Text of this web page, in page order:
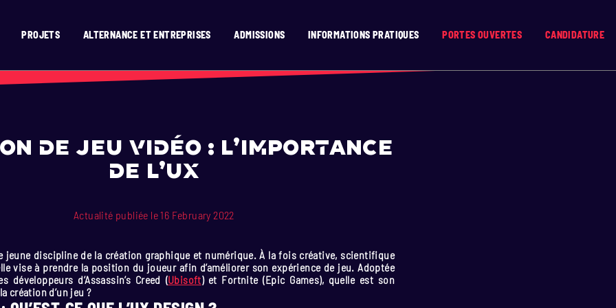
PROJETS ALTERNANCE ET ENTREPRISES ADMISSIONS INFORMATIONS PRATIQUES PORTES OUVERTES CANDIDATURE
?
ET VAE
(HORS UE)
TEMPS RÉEL
2D / 3D EN 15 MOIS
TEMPS RÉELde jeu vidéo : l’importance
de l’UX
Actualité publiée le 16 February 2022
jeune discipline de la création graphique et numérique. À la fois créative, scientifique
vise à prendre la position du joueur afin d’améliorer son expérience de jeu. Adoptée
développeurs d’Assassin’s Creed (Ubisoft) et Fortnite (Epic Games), quelle est son
création d’un jeu ?